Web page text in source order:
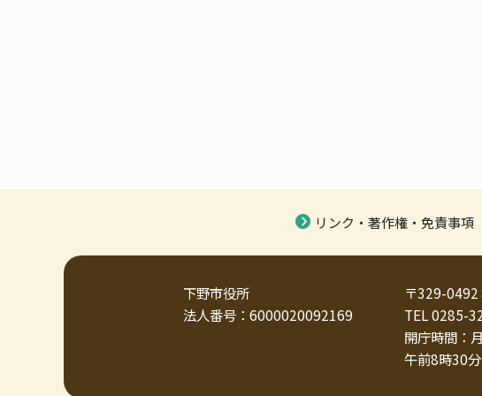
リンク・著作権・免責事項
下野市役所
法人番号：6000020092169
〒329-0492
TEL 0285-
開庁時間：
午前8時30